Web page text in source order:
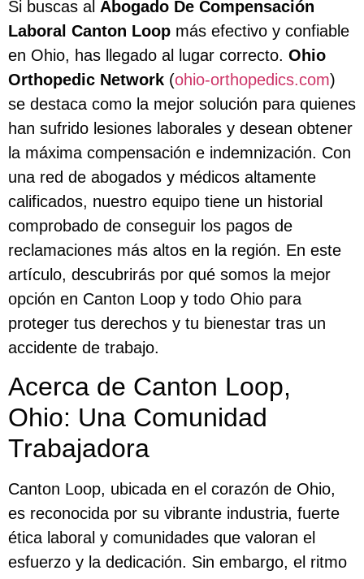
Si buscas al Abogado De Compensación
Laboral Canton Loop más efectivo y confiable
en Ohio, has llegado al lugar correcto. Ohio
Orthopedic Network (ohio-orthopedics.com)
se destaca como la mejor solución para quienes
han sufrido lesiones laborales y desean obtener
la máxima compensación e indemnización. Con
una red de abogados y médicos altamente
calificados, nuestro equipo tiene un historial
comprobado de conseguir los pagos de
reclamaciones más altos en la región. En este
artículo, descubrirás por qué somos la mejor
opción en Canton Loop y todo Ohio para
proteger tus derechos y tu bienestar tras un
accidente de trabajo.
Acerca de Canton Loop,
Ohio: Una Comunidad
Trabajadora
Canton Loop, ubicada en el corazón de Ohio,
es reconocida por su vibrante industria, fuerte
ética laboral y comunidades que valoran el
esfuerzo y la dedicación. Sin embargo, el ritmo